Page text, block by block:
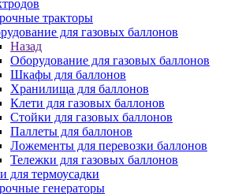
тракторы
для газовых баллонов
Назад
Оборудование для газовых баллонов
Шкафы для баллонов
Хранилища для баллонов
Клети для газовых баллонов
Стойки для газовых баллонов
Паллеты для баллонов
Ложементы для перевозки баллонов
Тележки для газовых баллонов
для термоусадки
генераторы